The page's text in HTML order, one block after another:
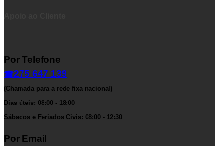
Por Telefone
☎275 647 139
(Chamada para a rede fixa nacional)
Dias úteis: 08:00 - 18:00
Sábados e Feriados Civis: 08:00 - 12:30
Por Email